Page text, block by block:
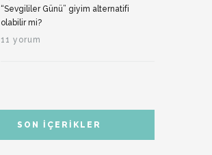
“Sevgililer Günü” giyim alternatifi
olabilir mi?
11 yorum
SON İÇERIKLER